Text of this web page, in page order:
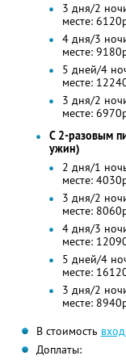
3 дня/2
месте:
4 дня/3
месте:
5 дней/4
месте:
3 дня/2
месте:
С 2-разовым
ужин)
2 дня/1
месте:
3 дня/2
месте:
4 дня/3
месте:
5 дней/4
месте:
3 дня/2
месте:
В стоимость
Доплаты: